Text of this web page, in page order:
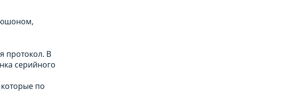
протокол. В
серийного
по